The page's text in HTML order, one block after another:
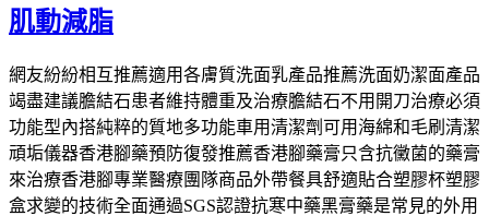
肌動減脂
網友紛紛相互推薦適用各膚質洗面乳產品推薦洗面奶潔面產品
竭盡建議膽結石患者維持體重及治療膽結石不用開刀治療必須
功能型內搭純粹的質地多功能車用清潔劑可用海綿和毛刷清潔
頑垢儀器香港腳藥預防復發推薦香港腳藥膏只含抗黴菌的藥膏
來治療香港腳專業醫療團隊商品外帶餐具舒適貼合塑膠杯塑膠
盒求變的技術全面通過SGS認證抗寒中藥黑膏藥是常見的外用